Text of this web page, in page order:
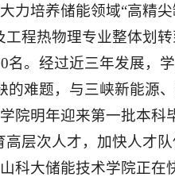
力培养储能领域“高精
程热物理专业整体划
。经过近三年发展，
难题，与三峡新能源
院明年迎来第一批本科
层次人才，加快人才队
科大储能技术学院正